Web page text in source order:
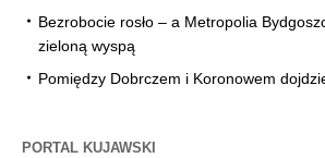
Bezrobocie rosło – a Metropolia
zieloną wyspą
Pomiędzy Dobrczem i Koronowem
PORTAL KUJAWSKI